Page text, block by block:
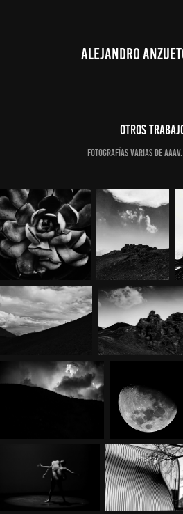
ALEJANDRO
Otros
Fotografías varias de AAAV.